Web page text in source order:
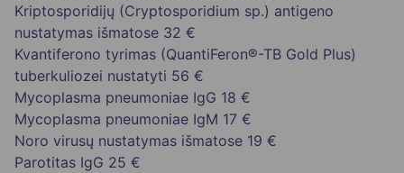
Kriptosporidijų (Cryptosporidium sp.) antigeno
nustatymas išmatose 32 €
Kvantiferono tyrimas (QuantiFeron®-TB Gold Plus)
tuberkuliozei nustatyti 56 €
Mycoplasma pneumoniae IgG 18 €
Mycoplasma pneumoniae IgM 17 €
Noro virusų nustatymas išmatose 19 €
Parotitas IgG 25 €